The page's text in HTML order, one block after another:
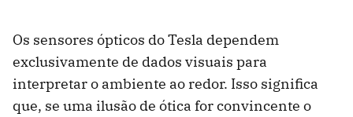
Os sensores ópticos do Tesla dependem
exclusivamente de dados visuais para
interpretar o ambiente ao redor. Isso significa
que, se uma ilusão de ótica for convincente o